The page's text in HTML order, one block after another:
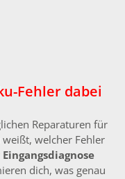
Fehler dabei
Reparaturen für
welcher Fehler
Eingangsdiagnose
dich, was genau